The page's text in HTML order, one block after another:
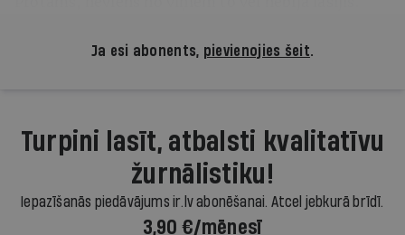
Ja esi abonents, pievienojies šeit.
Turpini lasīt, atbalsti kvalitatīvu
žurnālistiku!
Iepazīšanās piedāvājums ir.lv abonēšanai. Atcel jebkurā brīdī.
3,90 €/mēnesī